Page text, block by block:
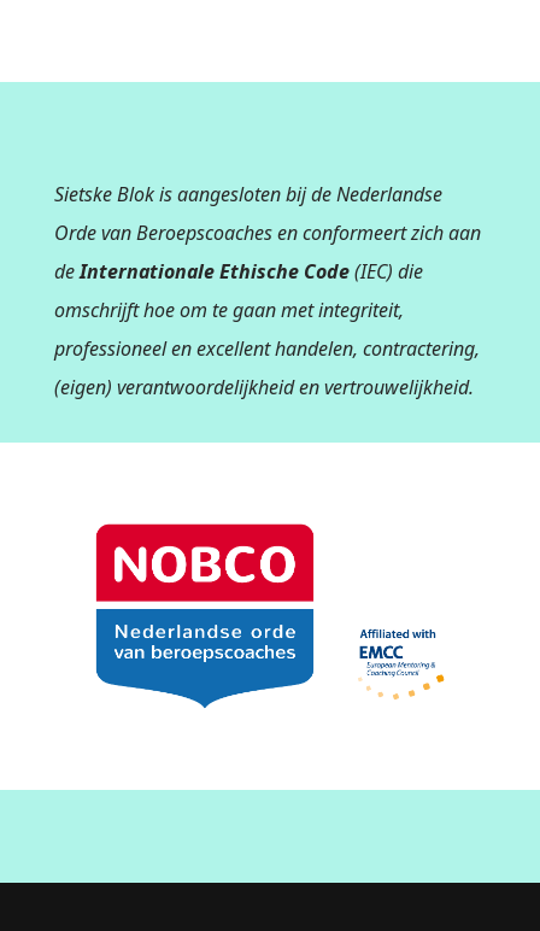
Sietske Blok is aangesloten bij de Nederlandse
Orde van Beroepscoaches en conformeert zich aan
deInternationale Ethische Code(IEC) die
omschrijft hoe om te gaan met integriteit,
professioneel en excellent handelen, contractering,
(eigen) verantwoordelijkheid en vertrouwelijkheid.